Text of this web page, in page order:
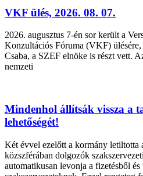
VKF ülés, 2026. 08. 07.
2026. augusztus 7-én sor került a
Konzultációs Fóruma (VKF)
Csaba, a SZEF elnöke is részt vett.
nemzeti
Mindenhol állítsák vissza a
lehetőségét!
Két évvel ezelőtt a kormány letiltotta
közszférában dolgozók
automatikusan levonja a fizetésből és